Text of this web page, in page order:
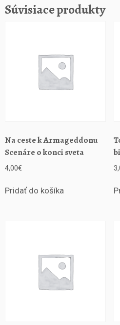
y
Súvisiace produkty
Na ceste k Armageddonu
Scenáre o konci sveta
4,00€
Pridať do košíka